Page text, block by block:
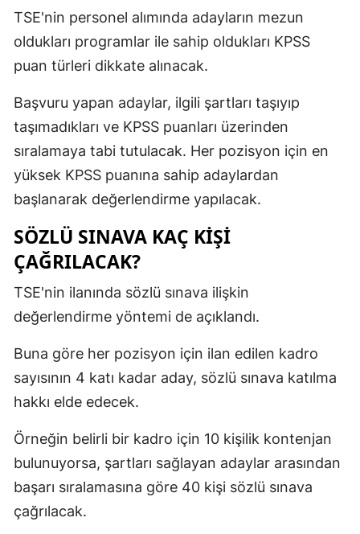
TSE'nin personel alımında adayların mezun
oldukları programlar ile sahip oldukları KPSS
puan türleri dikkate alınacak.
Başvuru yapan adaylar, ilgili şartları taşıyıp
taşımadıkları ve KPSS puanları üzerinden
sıralamaya tabi tutulacak. Her pozisyon için en
yüksek KPSS puanına sahip adaylardan
başlanarak değerlendirme yapılacak.
SÖZLÜ SINAVA KAÇ KİŞİ
ÇAĞRILACAK?
TSE'nin ilanında sözlü sınava ilişkin
değerlendirme yöntemi de açıklandı.
Buna göre her pozisyon için ilan edilen kadro
sayısının 4 katı kadar aday, sözlü sınava katılma
hakkı elde edecek.
Örneğin belirli bir kadro için 10 kişilik kontenjan
bulunuyorsa, şartları sağlayan adaylar arasından
başarı sıralamasına göre 40 kişi sözlü sınava
çağrılacak.